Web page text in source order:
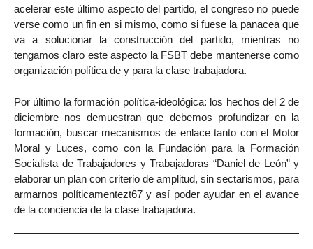
acelerar este último aspecto del partido, el congreso no puede
verse como un fin en si mismo, como si fuese la panacea que
va a solucionar la construcción del partido, mientras no
tengamos claro este aspecto la FSBT debe mantenerse como
organización política de y para la clase trabajadora.
Por último la formación política-ideológica: los hechos del 2 de
diciembre nos demuestran que debemos profundizar en la
formación, buscar mecanismos de enlace tanto con el Motor
Moral y Luces, como con la Fundación para la Formación
Socialista de Trabajadores y Trabajadoras “Daniel de León” y
elaborar un plan con criterio de amplitud, sin sectarismos, para
armarnos políticamentezt67 y así poder ayudar en el avance
de la conciencia de la clase trabajadora.